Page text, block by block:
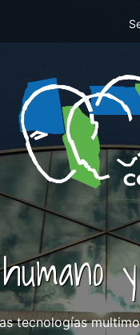
Top
tecnologías